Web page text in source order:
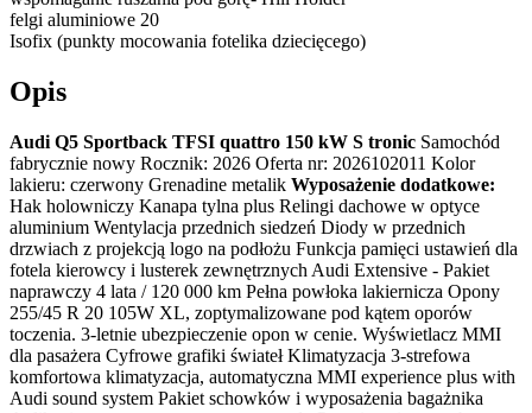
felgi aluminiowe 20
Isofix (punkty mocowania fotelika dziecięcego)
Opis
Audi Q5 Sportback TFSI quattro 150 kW S tronic Samochód
fabrycznie nowy Rocznik: 2026 Oferta nr: 2026102011 Kolor
lakieru: czerwony Grenadine metalik Wyposażenie dodatkowe:
Hak holowniczy Kanapa tylna plus Relingi dachowe w optyce
aluminium Wentylacja przednich siedzeń Diody w przednich
drzwiach z projekcją logo na podłożu Funkcja pamięci ustawień dla
fotela kierowcy i lusterek zewnętrznych Audi Extensive - Pakiet
naprawczy 4 lata / 120 000 km Pełna powłoka lakiernicza Opony
255/45 R 20 105W XL, zoptymalizowane pod kątem oporów
toczenia. 3-letnie ubezpieczenie opon w cenie. Wyświetlacz MMI
dla pasażera Cyfrowe grafiki świateł Klimatyzacja 3-strefowa
komfortowa klimatyzacja, automatyczna MMI experience plus with
Audi sound system Pakiet schowków i wyposażenia bagażnika